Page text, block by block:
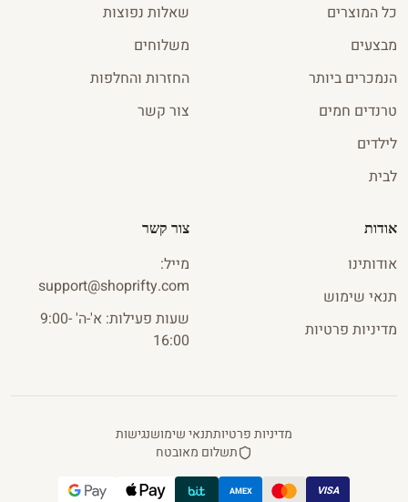
כל המוצרים
מבצעים
הנמכרים ביותר
טרנדים חמים
לילדים
לבית
שאלות נפוצות
משלוחים
החזרות והחלפות
צור קשר
אודות
אודותינו
תנאי שימוש
מדיניות פרטיות
צור קשר
מייל:
support@shoprifty.com
שעות פעילות: א'-ה' 9:00-
16:00
מדיניות פרטיותתנאי שימושנגישות
תשלום מאובטח
VISA
AMEX